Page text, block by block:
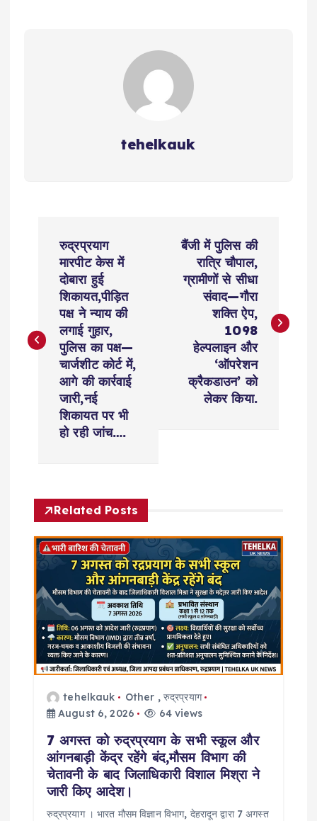
m
tehelkauk
t
g
a
o
n
रुद्रप्रयाग
मारपीट केस में
दोबारा हुई
शिकायत,पीड़ित
पक्ष ने न्याय की
लगाई गुहार,
पुलिस का पक्ष—
चार्जशीट कोर्ट में,
आगे की कार्रवाई
जारी,नई
शिकायत पर भी
हो रही जांच….
बैंजी में पुलिस की
रात्रि चौपाल,
ग्रामीणों से सीधा
संवाद—गौरा
शक्ति ऐप,
1098
हेल्पलाइन और
‘ऑपरेशन
क्रैकडाउन’ को
लेकर किया.
Related Posts
tehelkauk Other , रुद्रप्रयाग
August 6, 2026
64 views
7 अगस्त को रुद्रप्रयाग के सभी स्कूल और
आंगनबाड़ी केंद्र रहेंगे बंद,मौसम विभाग की
चेतावनी के बाद जिलाधिकारी विशाल मिश्रा ने
जारी किए आदेश।
रुद्रप्रयाग । भारत मौसम विज्ञान विभाग, देहरादून द्वारा 7 अगस्त